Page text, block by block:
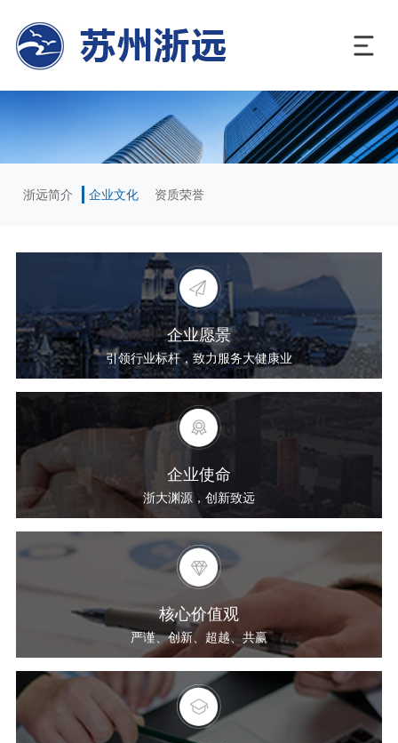
浙远简介 企业文化 资质荣誉
企业愿景
引领行业标杆，致力服务大健康业
企业使命
浙大渊源，创新致远
核心价值观
严谨、创新、超越、共赢